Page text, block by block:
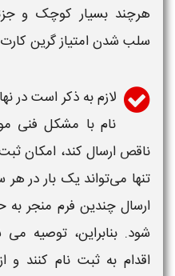
هرچند بسیار کوچک و
سلب شدن امتیاز گرین کارت
لازم به ذکر است در
نام با مشکل فنی
ناقص ارسال کند، امکان
تنها می‌تواند یک بار در هر
ارسال چندین فرم منجر
شود. بنابراین، توصیه
اقدام بهثبت نام کنند و